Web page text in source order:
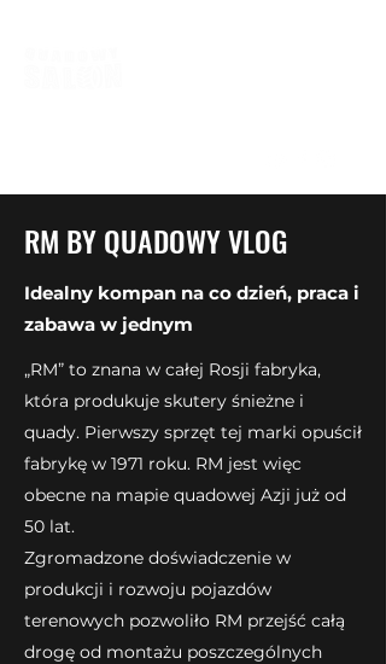
RM BY QUADOWY VLOG
Idealny kompan na co dzień, praca i
zabawa w jednym
„RM” to znana w całej Rosji fabryka,
która produkuje skutery śnieżne i
quady. Pierwszy sprzęt tej marki opuścił
fabrykę w 1971 roku. RM jest więc
obecne na mapie quadowej Azji już od
50 lat.
Zgromadzone doświadczenie w
produkcji i rozwoju pojazdów
terenowych pozwoliło RM przejść całą
drogę od montażu poszczególnych